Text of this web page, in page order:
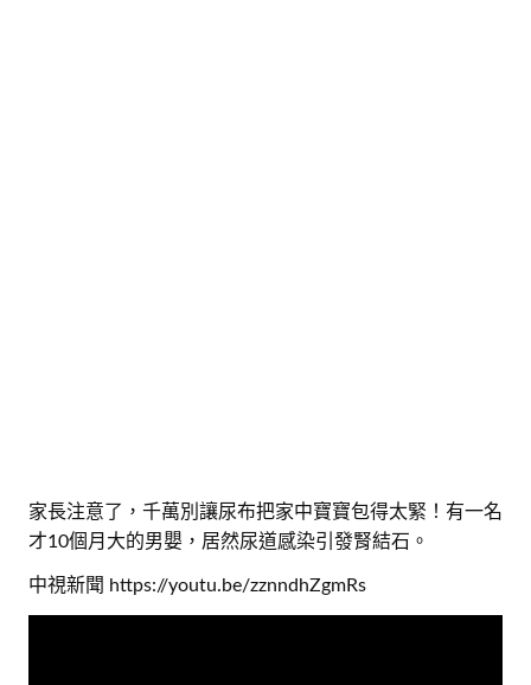
家長注意了，千萬別讓尿布把家中寶寶包得太緊！有一名
才10個月大的男嬰，居然尿道感染引發腎結石。
中視新聞 https://youtu.be/zznndhZgmRs